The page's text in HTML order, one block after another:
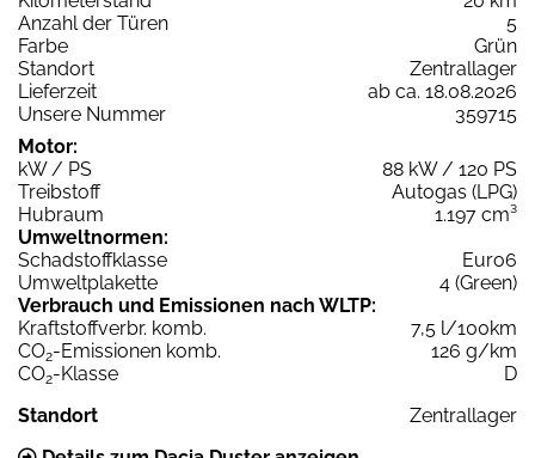
Anzahl der Türen
5
Farbe
Grün
Standort
Zentrallager
Lieferzeit
ab ca. 18.08.2026
Unsere Nummer
359715
Motor:
kW / PS
88 kW / 120 PS
Treibstoff
Autogas (LPG)
Hubraum
1.197 cm³
Umweltnormen:
Schadstoffklasse
Euro6
Umweltplakette
4 (Green)
Verbrauch und Emissionen nach WLTP:
Kraftstoffverbr. komb.
7,5 l/100km
CO2-Emissionen komb.
126 g/km
CO2-Klasse
D
Standort
Zentrallager